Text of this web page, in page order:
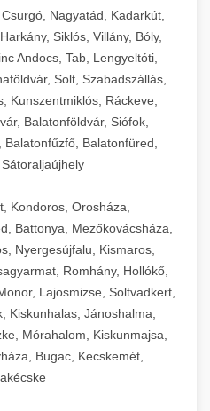
Nagyatád, Kadarkút,
Siklós, Villány, Bóly,
Andocs, Tab, Lengyeltóti,
Solt, Szabadszállás,
Kunszentmiklós, Ráckeve,
Balatonföldvár, Siófok,
Balatonfüred,
Kondoros, Orosháza,
Battonya, Mezőkovácsháza,
Nyergesújfalu, Kismaros,
Romhány, Hollókő,
Lajosmizse, Soltvadkert,
Kiskunhalas, Jánoshalma,
Mórahalom, Kiskunmajsa,
Bugac, Kecskemét,